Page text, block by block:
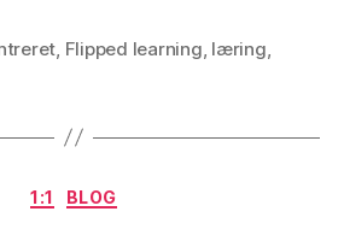
Flipped learning læring
Kategorier
1:1 BLOG